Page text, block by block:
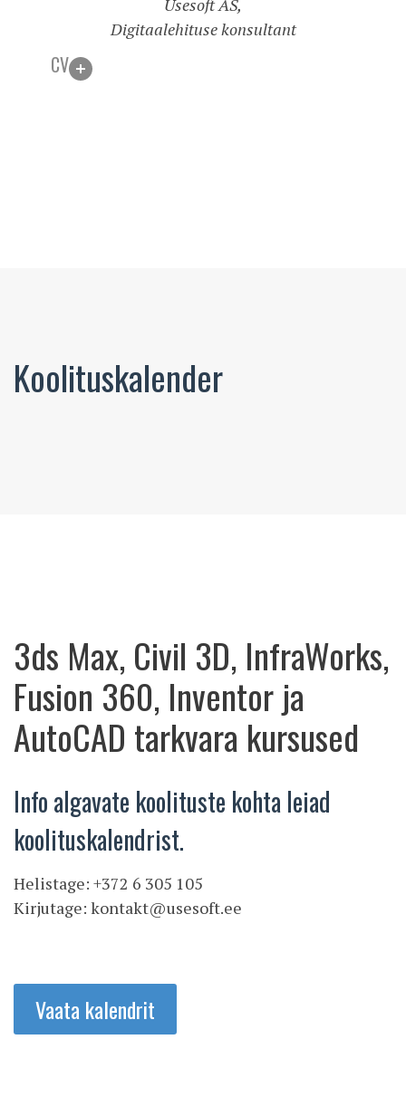
Usesoft AS,
Digitaalehituse konsultant
CV
Koolituskalender
3ds Max, Civil 3D, InfraWorks,
Fusion 360, Inventor ja
AutoCAD tarkvara kursused
Info algavate koolituste kohta leiad
koolituskalendrist.
Helistage: +372 6 305 105
Kirjutage: kontakt@usesoft.ee
Vaata kalendrit